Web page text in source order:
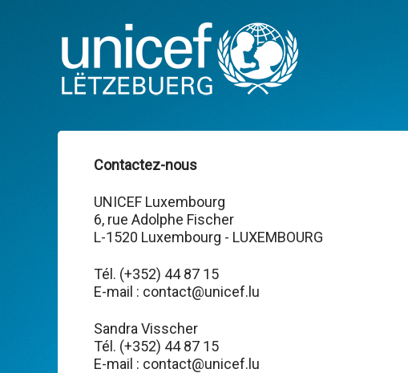
Contactez-nous
UNICEF Luxembourg
6, rue Adolphe Fischer
L-1520 Luxembourg - LUXEMBOURG
Tél. (+352) 44 87 15
E-mail : contact@unicef.lu
Sandra Visscher
Tél. (+352) 44 87 15
E-mail : contact@unicef.lu